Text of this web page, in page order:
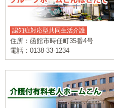
認知症対応型共同生活介護
住所：函館市時任町35番4号
電話：0138-33-1234